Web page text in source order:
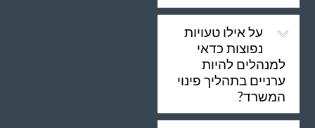
על אילו טעויות
נפוצות כדאי
למנהלים להיות
ערניים בתהליך פינוי
המשרד?